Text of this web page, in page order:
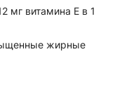
мг витамина Е в 1
жирные